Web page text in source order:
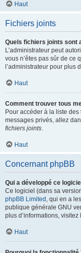
Haut
Fichiers joints
Quels fichiers joints sont
L’administrateur peut
vous n’êtes pas sûr de ce
l’administrateur pour plus
Haut
Comment trouver tous
Pour accéder à la liste
messages privés, allez
fichiers joints.
Haut
Concernant phpBB
Qui a développé ce
Ce logiciel (dans sa
phpBB Limited , qui en a
publique générale GNU
plus d’informations, visitez
Haut